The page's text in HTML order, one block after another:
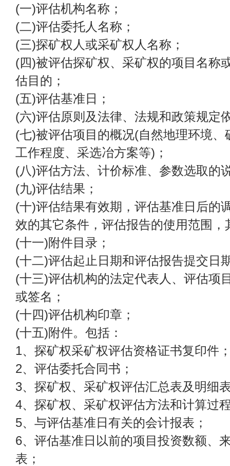
(一)评估机构名称；
(二)评估委托人名称；
(三)探矿权人或采矿权人名称；
(四)被评估探矿权、采矿权的项目名称
估目的；
(五)评估基准日；
(六)评估原则及法律、法规和政策规定
(七)被评估项目的概况(自然地理环境
工作程度、采选冶方案等)；
(八)评估方法、计价标准、参数选取的
(九)评估结果；
(十)评估结果有效期，评估基准日后的
效的其它条件，评估报告的使用范围
(十一)附件目录；
(十二)评估起止日期和评估报告提交日
(十三)评估机构的法定代表人、评估项
或签名；
(十四)评估机构印章；
(十五)附件。包括：
1、探矿权采矿权评估资格证书复印件
2、评估委托合同书；
3、探矿权、采矿权评估汇总表及明细
4、探矿权、采矿权评估方法和计算过
5、与评估基准日有关的会计报表；
6、评估基准日以前的项目投资数额、
表；